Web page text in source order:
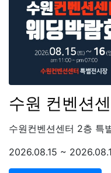
수원 컨벤션
수원컨벤션센터 2층 특
2026.08.15 ~